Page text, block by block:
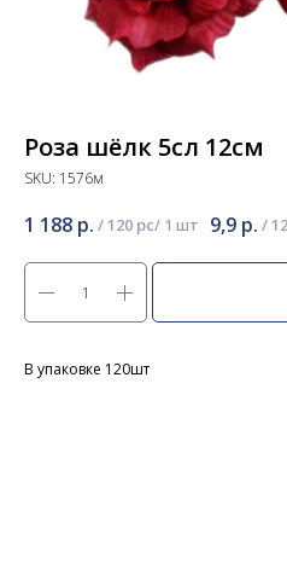
Роза шёлк 5сл 12см
SKU: 1576м
1 188 р. / 120 pc 9,9 р. /
В упаковке 120шт